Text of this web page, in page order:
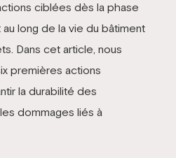
ciblées dès la phase
long de la vie du bâtiment
Dans cet article, nous
premières actions
la durabilité des
dommages liés à